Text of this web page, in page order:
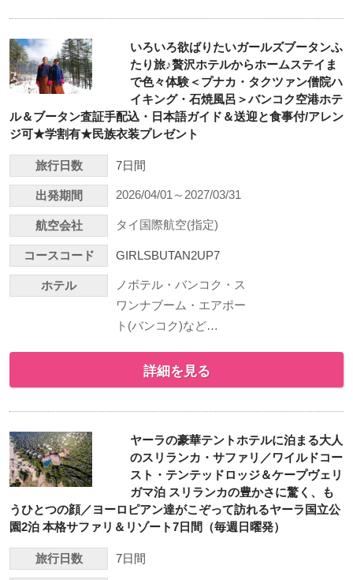
いろいろ欲ばりたいガールズブータンふ
たり旅♪贅沢ホテルからホームステイま
で色々体験＜プナカ・タクツァン僧院ハ
イキング・石焼風呂＞バンコク空港ホテ
ル＆ブータン査証手配込・日本語ガイド＆送迎と食事付/アレン
ジ可★学割有★民族衣装プレゼント
旅行日数 7日間
出発期間 2026/04/01～2027/03/31
航空会社 タイ国際航空(指定)
コースコード GIRLSBUTAN2UP7
ホテル
ノボテル・バンコク・ス
ワンナブーム・エアポー
ト(バンコク)など…
詳細を見る
ヤーラの豪華テントホテルに泊まる大人
のスリランカ・サファリ／ワイルドコー
スト・テンテッドロッジ＆ケープヴェリ
ガマ泊 スリランカの豊かさに驚く、も
うひとつの顔／ヨーロピアン達がこぞって訪れるヤーラ国立公
園2泊 本格サファリ＆リゾート7日間（毎週日曜発）
旅行日数 7日間